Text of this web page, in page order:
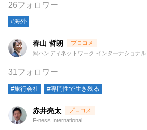
26フォロワー
#海外
春山 哲朗
㈱ハンディネットワーク インターナショナル
31フォロワー
#旅行会社 #専門性で生き残る
赤井亮太
F-ness International